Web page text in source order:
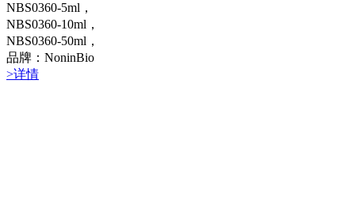
NBS0360-5ml，
NBS0360-10ml，
NBS0360-50ml，
品牌：NoninBio
>详情